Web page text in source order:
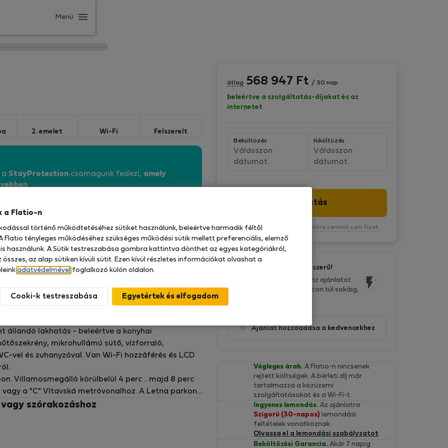
Menü
2. emelet Wi-Fi Felszerelt
a StayProtection csomagunk fedezi, amely
lepedők). Sajátot kell hoznia.
óta 2016
felszerelt, amire szüksége van utazás közben,
állandó lakhatás - beleértve a konyhai
mikrohullámú sütő, vízforraló,
vel és zuhanyzóval. Van Wi-Fi hozzáférés és LCD
Villamosmegálló körülbelül 4 perc .. majd 8 perc
a "C" Vltavská metróvonalhoz. A Letna parkon
szórakozáshoz
átlag 568 947 Ft / 30 nap
beleértve a szolgáltatás-díjakat és az
internetet
Beköltözés
Válasszon
dátumot
Kiköltözés
Válasszon
dátumot
Folytatás
Kötelezettség nélkül, egyelőre semmit sem fizet
Ez az ajánlat nagyon népszerű!
Az elmúlt két napban ezt az ajánlatot
38 ember látta. Ne habozzon túl sokáig,
Ajánlat hozzáadása a kedvencekhez
Végleges árak. A Flatio-n nincsenek
rejtett költségek. A bérleti díj már
tartalmazza a közüzemi
szolgáltatásokat és a Wi-Fi-t.
Ingyenes lemondás. Az ajánlatra
Szigorú (30-napos) lemondási
feltételek vonatkoznak.
Olvassa el a lemondási szabályzatot
Beköltözési Garancia. Akár 7 napig
a Flatio-n
történő működtetéséhez sütiket használunk, beleértve harmadik féltől
Flatio tényleges működéséhez szükséges működési sütik mellett preferenciális, elemző
használunk. A Sütik testreszabása gombra kattintva dönthet az egyes kategóriákról,
az alap sütiken kívüli sütit. Ezen kívül részletes információkat olvashat a
adatvédelmével foglalkozó külön oldalon.
Cooki-k testreszabása